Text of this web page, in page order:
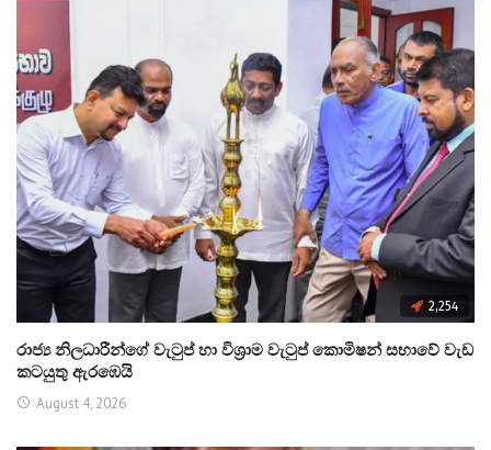
2,254
රාජ්‍ය නිලධාරීන්ගේ වැටුප් හා විශ්‍රාම වැටුප් කොමිෂන් සභාවේ වැඩ
කටයුතු ඇරඹෙයි
August 4, 2026